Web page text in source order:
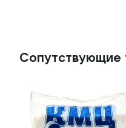
Сопутствующие